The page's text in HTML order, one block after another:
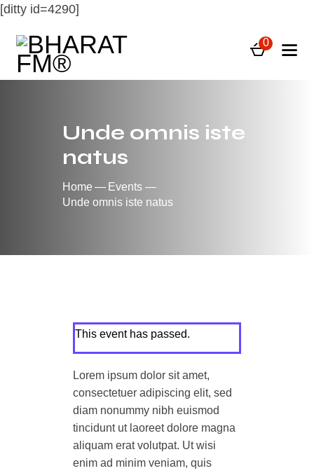
[ditty id=4290]
0
Unde omnis iste
natus
Home
Events
Unde omnis iste natus
This event has passed.
Lorem ipsum dolor sit amet,
consectetuer adipiscing elit, sed
diam nonummy nibh euismod
tincidunt ut laoreet dolore magna
aliquam erat volutpat. Ut wisi
enim ad minim veniam, quis